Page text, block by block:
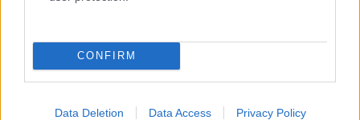
CONFIRM
Data Deletion Data Access Privacy Policy